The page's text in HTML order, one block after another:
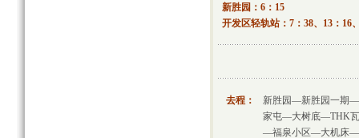
新胜园：6：15
开发区轻轨站：7：38、13：16
去程：
新胜园—新胜园一期
家屯—大树底—THK
—福泉小区—大机床—